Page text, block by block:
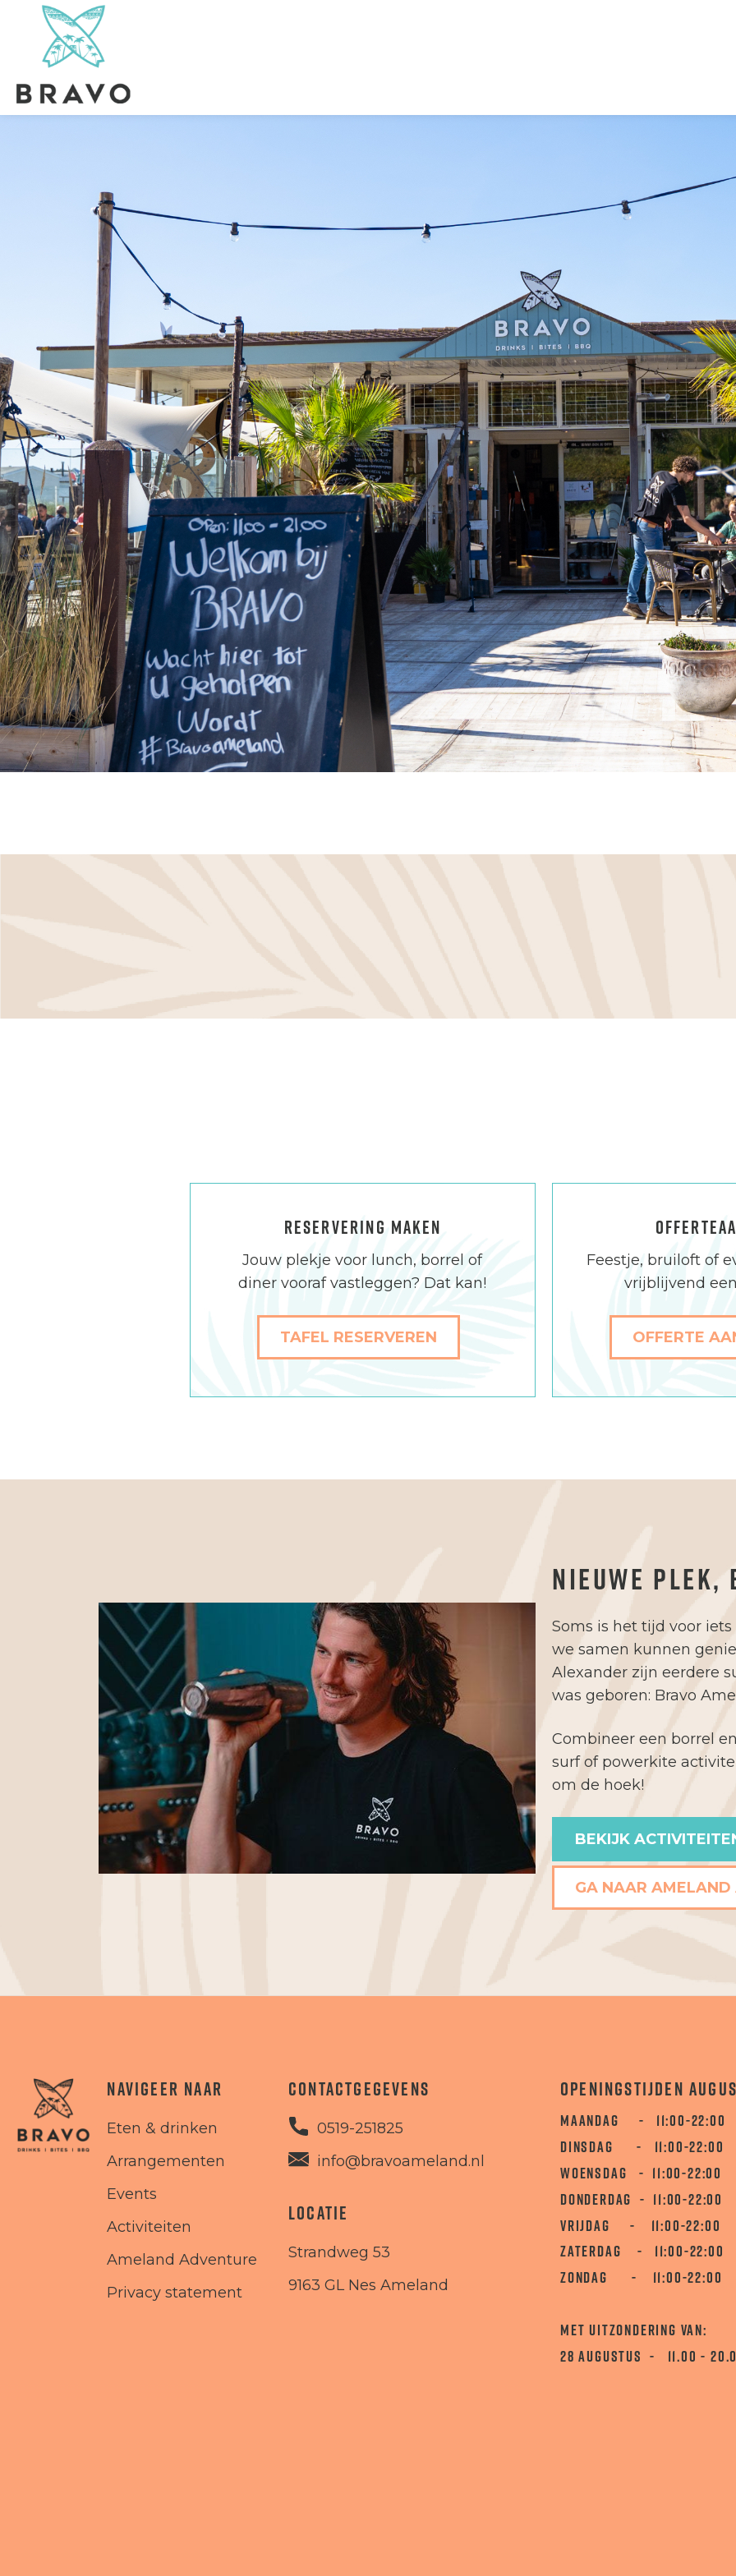
RESERVERING MAKEN
Jouw plekje voor lunch, borrel of
diner vooraf vastleggen? Dat kan!
TAFEL RESERVEREN
Feestje, bruiloft of
vrijblijvend
OFFERTE
NIEUWE PLEK,
Soms is het tijd voor
we samen kunnen
Alexander zijn eerdere
was geboren: Bravo
Combineer een borrel
surf of powerkite
om de hoek!
BEKIJK
GA NAAR AMELAND
NAVIGEER NAAR
Eten & drinken
Arrangementen
Events
Activiteiten
Ameland Adventure
Privacy statement
CONTACTGEGEVENS
0519-251825
info@bravoameland.nl
LOCATIE
Strandweg 53
9163 GL Nes Ameland
OPENINGSTIJDEN
MAANDAG - 11:00-22:00
DINSDAG - 11:00-22:00
WOENSDAG - 11:00-22:00
DONDERDAG - 11:00-22:00
VRIJDAG - 11:00-22:00
ZATERDAG - 11:00-22:00
ZONDAG - 11:00-22:00
MET UITZONDERING VAN:
28 AUGUSTUS - 11.00 -